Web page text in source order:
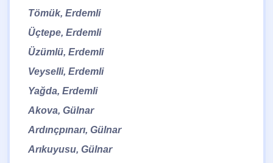
Tömük, Erdemli
Üçtepe, Erdemli
Üzümlü, Erdemli
Veyselli, Erdemli
Yağda, Erdemli
Akova, Gülnar
Ardınçpınarı, Gülnar
Arıkuyusu, Gülnar